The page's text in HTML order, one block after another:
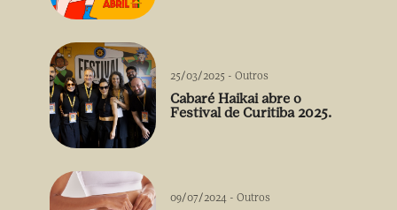
25/03/2025 - Outros
Cabaré Haikai abre o
Festival de Curitiba 2025.
09/07/2024 - Outros